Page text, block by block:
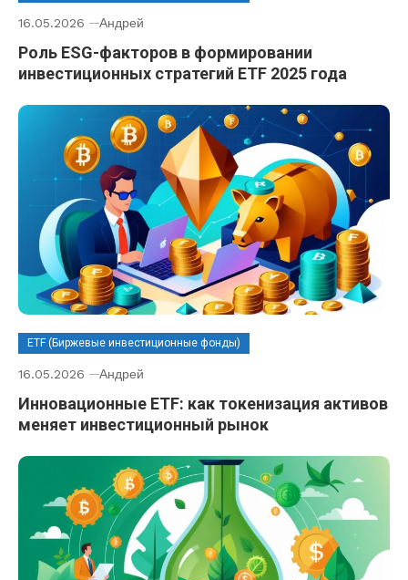
16.05.2026 Андрей
Роль ESG-факторов в формировании
инвестиционных стратегий ETF 2025 года
ETF (Биржевые инвестиционные фонды)
16.05.2026 Андрей
Инновационные ETF: как токенизация активов
меняет инвестиционный рынок